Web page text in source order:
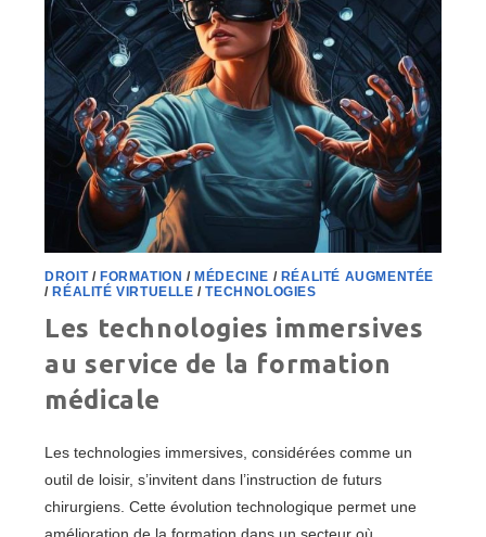
DROIT/FORMATION /MÉDECINE / RÉALITÉ AUGMENTÉE
/RÉALITÉ VIRTUELLE /TECHNOLOGIES
Les technologies immersives
au service de la formation
médicale
Les technologies immersives, considérées comme un
outil de loisir, s’invitent dans l’instruction de futurs
chirurgiens. Cette évolution technologique permet une
amélioration de la formation dans un secteur où